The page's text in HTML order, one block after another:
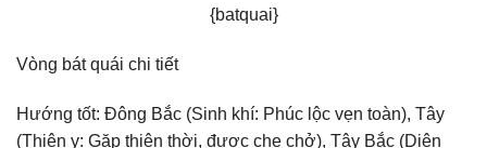
{batquai}
Vòng bát quái chi tiết
Hướng tốt: Đông Bắc (Sinh khí: Phúc lộc vẹn toàn), Tây
(Thiên y: Gặp thiên thời, được che chở), Tây Bắc (Diên